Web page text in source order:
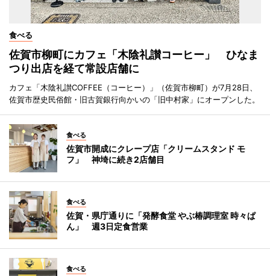
食べる
佐賀市柳町にカフェ「木陰礼讃コーヒー」 ひなま
つり出店を経て常設店舗に
カフェ「木陰礼讃COFFEE（コーヒー）」（佐賀市柳町）が7月28日、
佐賀市歴史民俗館・旧古賀銀行向かいの「旧中村家」にオープンした。
食べる
佐賀市開成にクレープ店「クリームスタンド モ
フ」 神埼に続き2店舗目
食べる
佐賀・県庁通りに「発酵食堂 やぶ椿調理室 時々ぱ
ん」 週3日定食営業
食べる